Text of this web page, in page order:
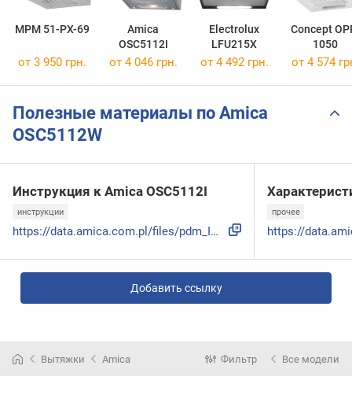
MPM 51-PX-69
Amica
OSC5112I
Electrolux
LFU215X
Concept
1050
от 3 950 грн. от 4 046 грн. от 4 492 грн. от 4 574
Полезные материалы по Amica
OSC5112W
Инструкция к Amica OSC5112I
инструкции
https://data.amica.com.pl/files/pdm_IO/SER_0024284_ART.pdf
прочее
Добавить ссылку
Вытяжки Amica Фильтр Все модели